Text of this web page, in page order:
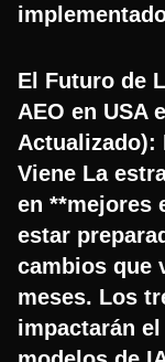
El Futuro de
AEO en USA
Actualizado):
Viene La
en **mejores
estar
cambios que
meses. Los
impactarán